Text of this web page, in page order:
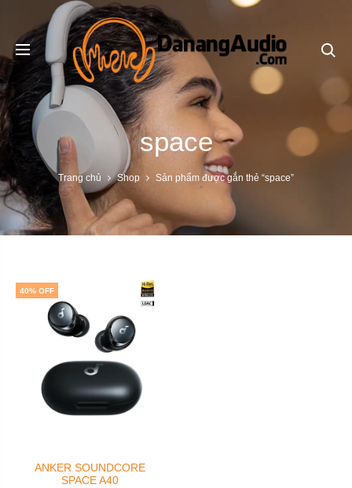
space
Trang chủ Shop Sản phẩm được gắn thẻ “space”
40% OFF
ANKER SOUNDCORE
SPACE A40